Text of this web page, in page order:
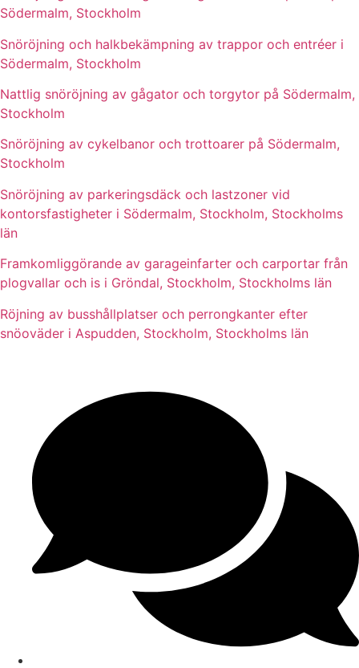
Södermalm, Stockholm
Snöröjning och halkbekämpning av trappor och entréer i
Södermalm, Stockholm
Nattlig snöröjning av gågator och torgytor på Södermalm,
Stockholm
Snöröjning av cykelbanor och trottoarer på Södermalm,
Stockholm
Snöröjning av parkeringsdäck och lastzoner vid
kontorsfastigheter i Södermalm, Stockholm, Stockholms
län
Framkomliggörande av garageinfarter och carportar från
plogvallar och is i Gröndal, Stockholm, Stockholms län
Röjning av busshållplatser och perrongkanter efter
snöoväder i Aspudden, Stockholm, Stockholms län